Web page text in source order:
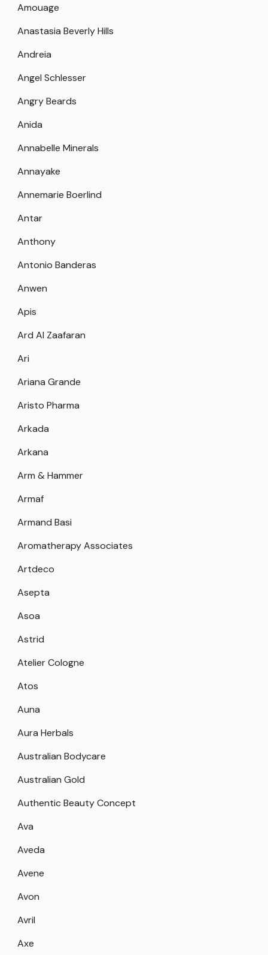
Amouage
Anastasia Beverly Hills
Andreia
Angel Schlesser
Angry Beards
Anida
Annabelle Minerals
Annayake
Annemarie Boerlind
Antar
Anthony
Antonio Banderas
Anwen
Apis
Ard Al Zaafaran
Ari
Ariana Grande
Aristo Pharma
Arkada
Arkana
Arm & Hammer
Armaf
Armand Basi
Aromatherapy Associates
Artdeco
Asepta
Asoa
Astrid
Atelier Cologne
Atos
Auna
Aura Herbals
Australian Bodycare
Australian Gold
Authentic Beauty Concept
Ava
Aveda
Avene
Avon
Avril
Axe